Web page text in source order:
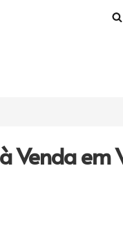
Venda em